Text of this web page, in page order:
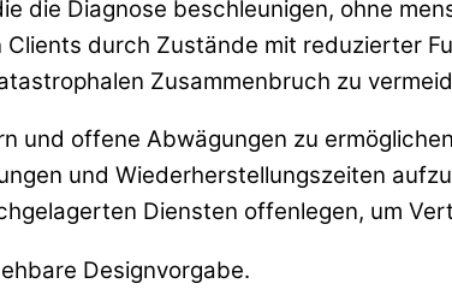
die Diagnose beschleunigen, ohne
durch Zustände mit reduzierter
Zusammenbruch zu
und offene Abwägungen zu
und Wiederherstellungszeiten
Diensten offenlegen, um
Designvorgabe.